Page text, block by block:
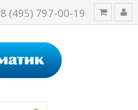
8 (495) 797-00-19